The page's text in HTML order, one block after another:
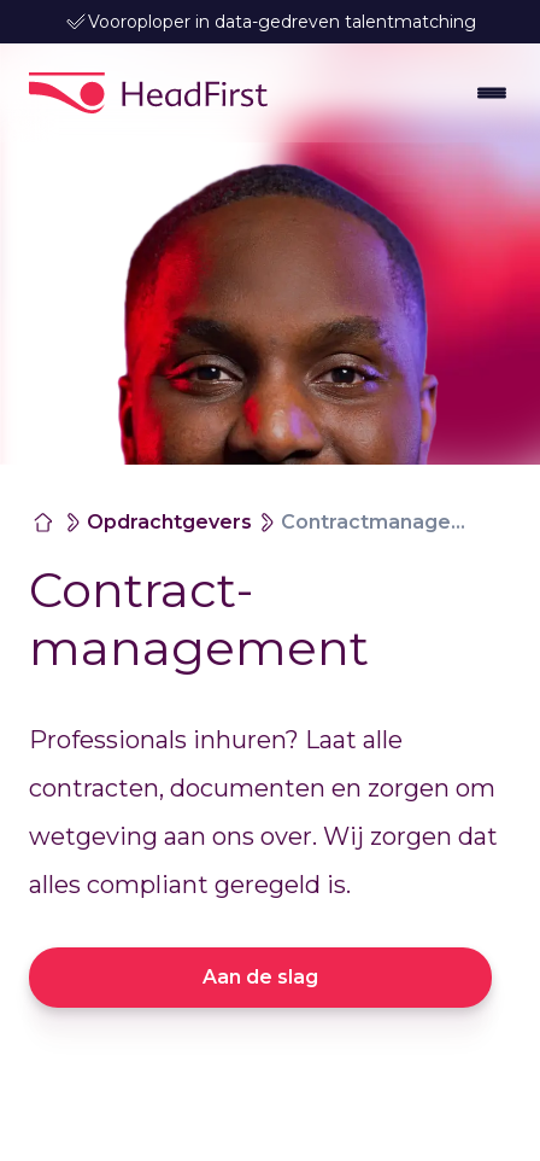
Vooroploper in data-gedreven talentmatching
Opdrachtgevers Contractmanagement
Contract-
management
Professionals inhuren? Laat alle
contracten, documenten en zorgen om
wetgeving aan ons over. Wij zorgen dat
alles compliant geregeld is.
Aan de slag